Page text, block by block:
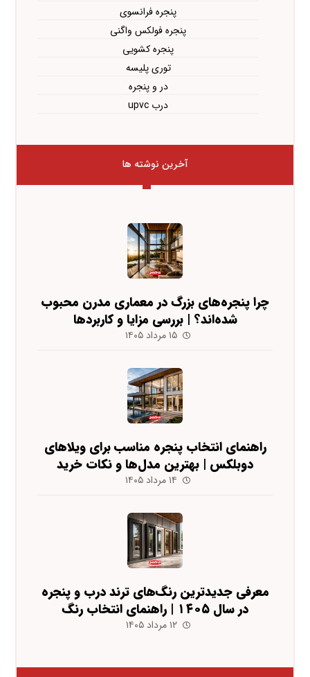
پنجره فرانسوی
پنجره فولکس واگنی
پنجره کشویی
توری پلیسه
در و پنجره
درب upvc
آخرین نوشته ها
چرا پنجره‌های بزرگ در معماری مدرن محبوب
شده‌اند؟ | بررسی مزایا و کاربردها
۱۵ مرداد ۱۴۰۵
راهنمای انتخاب پنجره مناسب برای ویلاهای
دوبلکس | بهترین مدل‌ها و نکات خرید
۱۴ مرداد ۱۴۰۵
معرفی جدیدترین رنگ‌های ترند درب و پنجره
در سال ۱۴۰۵ | راهنمای انتخاب رنگ
۱۲ مرداد ۱۴۰۵